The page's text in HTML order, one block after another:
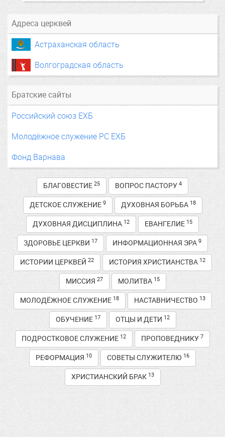
Адреса церквей
Астраханская область
Волгоградская область
Братские сайты
Российский союз ЕХБ
Молодёжное служение РС ЕХБ
Фонд Варнава
БЛАГОВЕСТИЕ 25 ВОПРОС ПАСТОРУ 4
ДЕТСКОЕ СЛУЖЕНИЕ 9 ДУХОВНАЯ БОРЬБА 18
ДУХОВНАЯ ДИСЦИПЛИНА 12 ЕВАНГЕЛИЕ 15
ЗДОРОВЬЕ ЦЕРКВИ 17 ИНФОРМАЦИОННАЯ ЭРА 9
ИСТОРИИ ЦЕРКВЕЙ 22 ИСТОРИЯ ХРИСТИАНСТВА 12
МИССИЯ 27 МОЛИТВА 15
МОЛОДЁЖНОЕ СЛУЖЕНИЕ 18 НАСТАВНИЧЕСТВО 13
ОБУЧЕНИЕ 17 ОТЦЫ И ДЕТИ 12
ПОДРОСТКОВОЕ СЛУЖЕНИЕ 12 ПРОПОВЕДНИКУ 7
РЕФОРМАЦИЯ 10 СОВЕТЫ СЛУЖИТЕЛЮ 16
ХРИСТИАНСКИЙ БРАК 13